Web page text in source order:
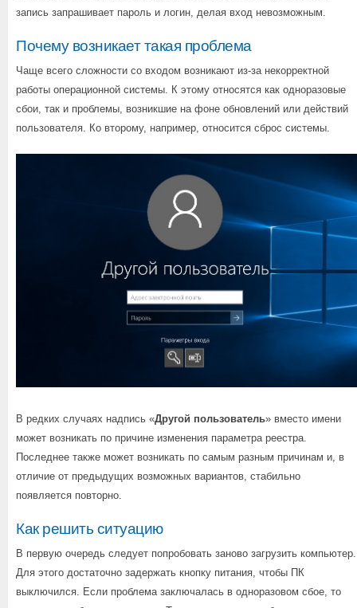
запись запрашивает пароль и логин, делая вход невозможным.
Почему возникает такая проблема
Чаще всего сложности со входом возникают из-за некорректной
работы операционной системы. К этому относятся как одноразовые
сбои, так и проблемы, возникшие на фоне обновлений или действий
пользователя. Ко второму, например, относится сброс системы.
В редких случаях надпись «Другой пользователь» вместо имени
может возникать по причине изменения параметра реестра.
Последнее также может возникать по самым разным причинам и, в
отличие от предыдущих возможных вариантов, стабильно
появляется повторно.
Как решить ситуацию
В первую очередь следует попробовать заново загрузить компьютер.
Для этого достаточно задержать кнопку питания, чтобы ПК
выключился. Если проблема заключалась в одноразовом сбое, то